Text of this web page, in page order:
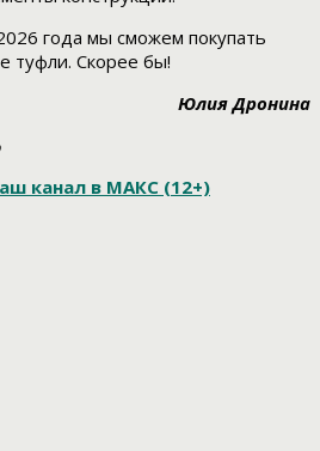
года мы сможем покупать
туфли. Скорее бы!
Юлия Дронина
канал в МАКС (12+)